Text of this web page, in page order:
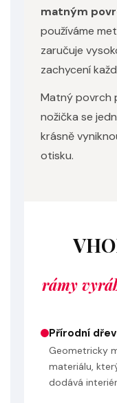
matným
používáme
zaručuje
zachycení
Matný povrch
nožička se
krásně
otisku.
rámy
Přírodní
Geometricky
materiálu,
dodává